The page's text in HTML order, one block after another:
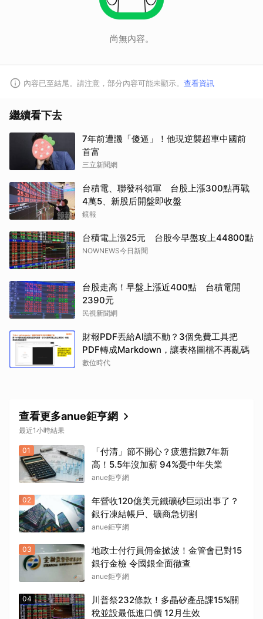
尚無內容。
內容已至結尾。請注意，部分內容可能未顯示。 查看資訊
繼續看下去
7年前遭譏「傻逼」！他現逆襲超車中國前
首富
三立新聞網
台積電、聯發科領軍 台股上漲300點再戰
4萬5、新股后開盤即收盤
鏡報
台積電上漲25元 台股今早盤攻上44800點
NOWNEWS今日新聞
台股走高！早盤上漲近400點 台積電開
2390元
民視新聞網
財報PDF丟給AI讀不動？3個免費工具把
PDF轉成Markdown，讓表格圖檔不再亂碼
數位時代
查看更多anue鉅亨網
最近1小時結果
01
「付清」節不開心？疲憊指數7年新
高！5.5年沒加薪 94%憂中年失業
anue鉅亨網
02
年營收120億美元鐵礦砂巨頭出事了？
銀行凍結帳戶、礦商急切割
anue鉅亨網
03
地政士付行員佣金掀波！金管會已對15
銀行金檢 令國銀全面徹查
anue鉅亨網
04
川普祭232條款！多晶矽產品課15%關
稅並設最低進口價 12月生效
取消